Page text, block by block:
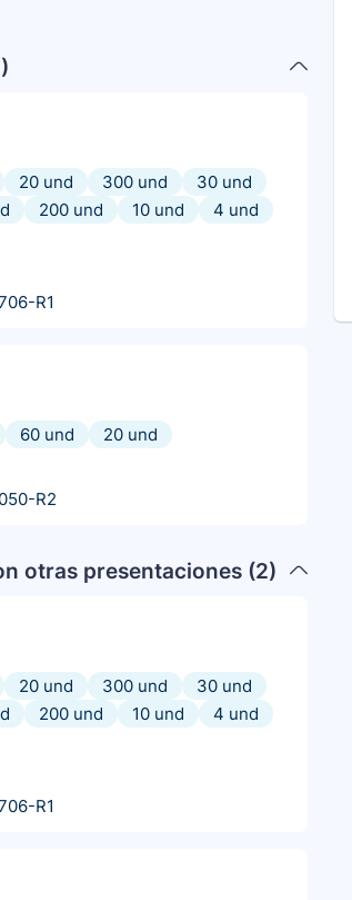
)
20 und 300 und
30 und
200 und 10 und
4 und
R1
60 und
20 und
R2
otras presentaciones (2)
20 und 300 und
30 und
200 und 10 und
4 und
R1